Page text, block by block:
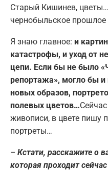
Старый Кишинев,
чернобыльское прошлое
Я знаю главное: и
катастрофы, и уход от
цепи. Если бы не было
репортажа», могло бы
новых образов,
полевых цветов…
живописи, в цвете пишу
портреты…
– Кстати, расскажите о
которая проходит